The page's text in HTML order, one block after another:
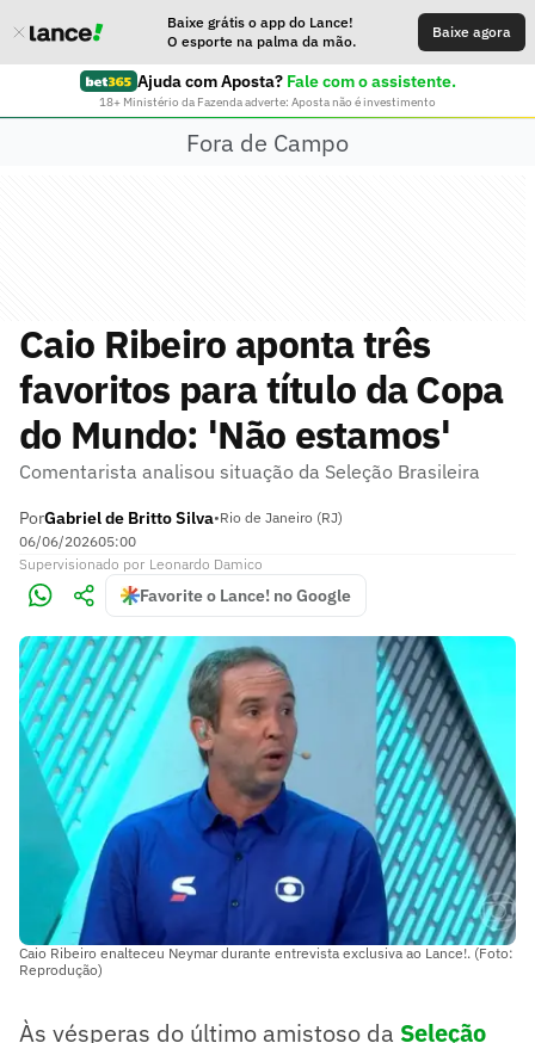
Baixe grátis o app do Lance!
O esporte na palma da mão.
Baixe agora
Ajuda com Aposta? Fale com o assistente.
18+ Ministério da Fazenda adverte: Aposta não é investimento
Fora de Campo
Caio Ribeiro aponta três
favoritos para título da Copa
do Mundo: 'Não estamos'
Comentarista analisou situação da Seleção Brasileira
PorGabriel de Britto Silva•Rio de Janeiro (RJ)
06/06/202605:00
Supervisionado por Leonardo Damico
Favorite o Lance! no Google
Caio Ribeiro enalteceu Neymar durante entrevista exclusiva ao Lance!. (Foto:
Reprodução)
Às vésperas do último amistoso da Seleção